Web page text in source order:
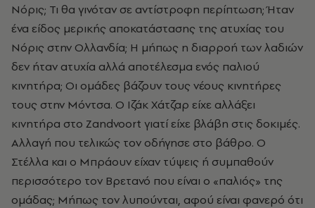
Νόρις; Τι θα γινόταν σε αντίστροφη περίπτωση; Ήταν
ένα είδος μερικής αποκατάστασης της ατυχίας του
Νόρις στην Ολλανδία; Η μήπως η διαρροή των λαδιών
δεν ήταν ατυχία αλλά αποτέλεσμα ενός παλιού
κινητήρα; Οι ομάδες βάζουν τους νέους κινητήρες
τους στην Μόντσα. Ο Ιζάκ Χάτζαρ είχε αλλάξει
κινητήρα στο Zandvoort γιατί είχε βλάβη στις δοκιμές.
Αλλαγή που τελικώς τον οδήγησε στο βάθρο. Ο
Στέλλα και ο Μπράουν είχαν τύψεις ή συμπαθούν
περισσότερο τον Βρετανό που είναι ο «παλιός» της
ομάδας; Μήπως τον λυπούνται, αφού είναι φανερό ότι